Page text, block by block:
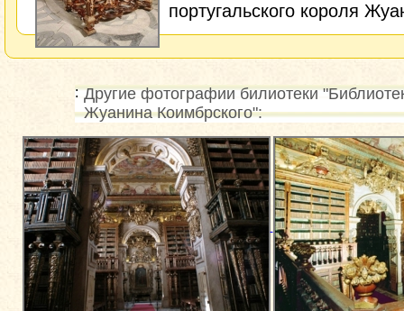
португальского короля
Другие фотографии билиотеки
Жуанина Коимбрского":